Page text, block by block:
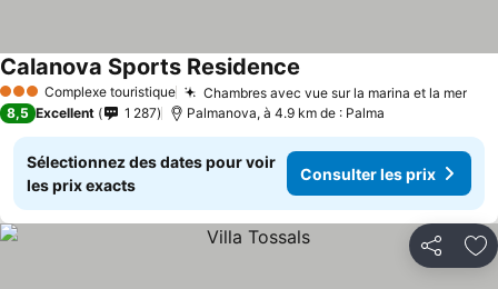
3 ÉtoilesComplexe touristique Chambres avec vue sur la marina et la mer
Calanova Sports Residence
8,5 Excellent 1 287 Palmanova, à 4.9 km de : Palma
Sélectionnez des dates pour voir
les prix exacts
Consulter les prix
Partager